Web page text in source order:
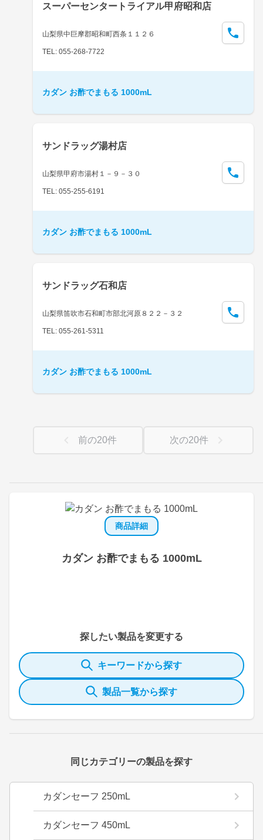
商品詳細
カダン お酢でまもる 1000mL
探したい製品を変更する
キーワードから探す
製品一覧から探す
同じカテゴリーの製品を探す
カダンセーフ 250mL
カダンセーフ 450mL
スーパーセンタートライアル甲府昭和店
山梨県中巨摩郡昭和町西条１１２６
TEL: 055-268-7722
カダン お酢でまもる 1000mL
サンドラッグ湯村店
山梨県甲府市湯村１－９－３０
TEL: 055-255-6191
カダン お酢でまもる 1000mL
サンドラッグ石和店
山梨県笛吹市石和町市部北河原８２２－３２
TEL: 055-261-5311
カダン お酢でまもる 1000mL
前の20件 次の20件